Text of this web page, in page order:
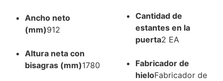
Ancho neto
(mm)912
Altura neta con
bisagras (mm)1780
Cantidad de
estantes en la
puerta2 EA
Fabricador de
hieloFabricador de